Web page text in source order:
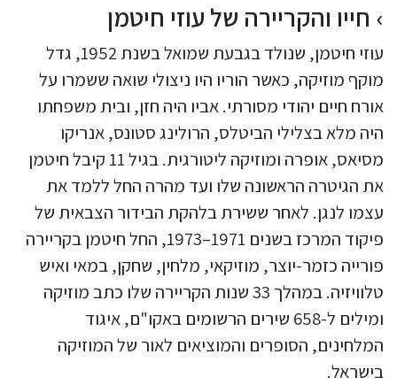
חייו והקריירה של עוזי חיטמן
עוזי חיטמן, שנולד בגבעת שמואל בשנת 1952, גדל
מוקף מוזיקה, כאשר הוריו היו ניצולי שואה ששמרו על
אורח חיים יהודי מסורתי. אביו היה חזן, ובית משפחתו
היה מלא בצלילי הביטלס, הרולינג סטונס, אנריקו
מסיאס, אופרה ומוזיקה ליטורגית. בגיל 11 קיבל חיטמן
את הגיטרה הראשונה שלו ועד מהרה החל ללמד את
עצמו לנגן. לאחר ששירת בלהקת הבידור הצבאית של
פיקוד המרכז בשנים 1971–1973, החל חיטמן בקריירה
פורייה כזמר-יוצר, מוזיקאי, מלחין, שחקן, במאי ואיש
טלוויזיה. במהלך 33 שנות הקריירה שלו כתב מוזיקה
ומילים ל-658 שירים הרשומים באקו"ם, איגוד
המלחינים, הסופרים והמוציאים לאור של המוזיקה
בישראל.